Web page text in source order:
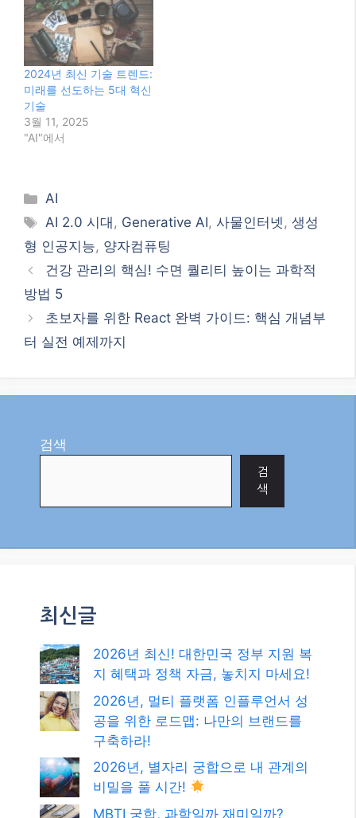
2024년 최신 기술 트렌드:
미래를 선도하는 5대 혁신
기술
3월 11, 2025
"AI"에서
Categories
AI
Tags
AI 2.0 시대 , Generative AI,사물인터넷,생성
형 인공지능, 양자컴퓨팅
건강 관리의 핵심! 수면 퀄리티 높이는 과학적
방법 5
초보자를 위한 React 완벽 가이드: 핵심 개념부
터 실전 예제까지
검색
검
색
최신글
2026년 최신! 대한민국 정부 지원 복
지 혜택과 정책 자금, 놓치지 마세요!
2026년, 멀티 플랫폼 인플루언서 성
공을 위한 로드맵: 나만의 브랜드를
구축하라!
2026년, 별자리 궁합으로 내 관계의
비밀을 풀 시간!
MBTI 궁합, 과학일까 재미일까?